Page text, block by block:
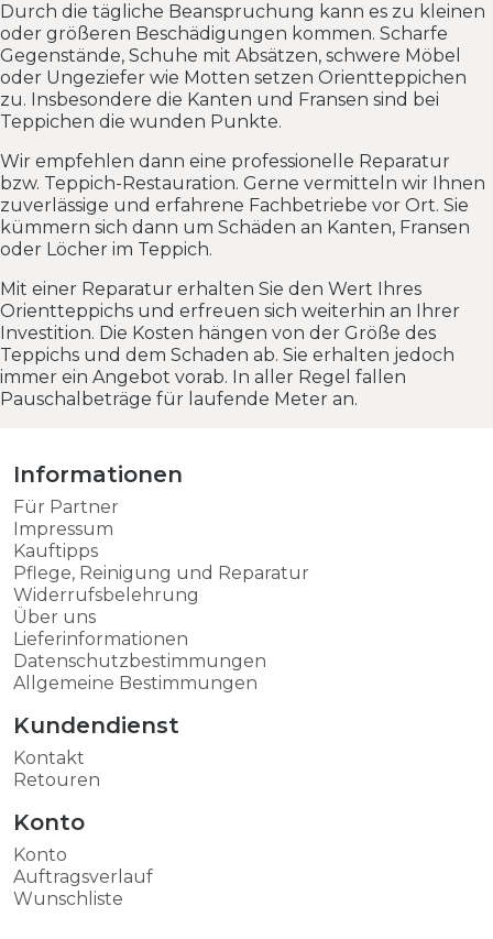
Durch die tägliche Beanspruchung kann es zu kleinen
oder größeren Beschädigungen kommen. Scharfe
Gegenstände, Schuhe mit Absätzen, schwere Möbel
oder Ungeziefer wie Motten setzen Orientteppichen
zu. Insbesondere die Kanten und Fransen sind bei
Teppichen die wunden Punkte.
Wir empfehlen dann eine professionelle Reparatur
bzw. Teppich-Restauration. Gerne vermitteln wir Ihnen
zuverlässige und erfahrene Fachbetriebe vor Ort. Sie
kümmern sich dann um Schäden an Kanten, Fransen
oder Löcher im Teppich.
Mit einer Reparatur erhalten Sie den Wert Ihres
Orientteppichs und erfreuen sich weiterhin an Ihrer
Investition. Die Kosten hängen von der Größe des
Teppichs und dem Schaden ab. Sie erhalten jedoch
immer ein Angebot vorab. In aller Regel fallen
Pauschalbeträge für laufende Meter an.
Informationen
Für Partner
Impressum
Kauftipps
Pflege, Reinigung und Reparatur
Widerrufsbelehrung
Über uns
Lieferinformationen
Datenschutzbestimmungen
Allgemeine Bestimmungen
Kundendienst
Kontakt
Retouren
Konto
Konto
Auftragsverlauf
Wunschliste